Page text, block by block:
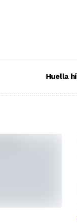
Huella